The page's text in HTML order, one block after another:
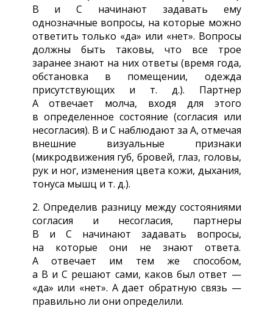
В и С начинают задавать ему
однозначные вопросы, на которые можно
ответить только «да» или «нет». Вопросы
должны быть таковы, что все трое
заранее знают на них ответы (время года,
обстановка в помещении, одежда
присутствующих и т. д.). Партнер
А отвечает молча, входя для этого
в определенное состояние (согласия или
несогласия). В и С наблюдают за А, отмечая
внешние визуальные признаки
(микродвижения губ, бровей, глаз, головы,
рук и ног, изменения цвета кожи, дыхания,
тонуса мышц и т. д.).
2. Определив разницу между состояниями
согласия и несогласия, партнеры
В и С начинают задавать вопросы,
на которые они не знают ответа.
А отвечает им тем же способом,
а В и С решают сами, каков был ответ —
«да» или «нет». А дает обратную связь —
правильно ли они определили.